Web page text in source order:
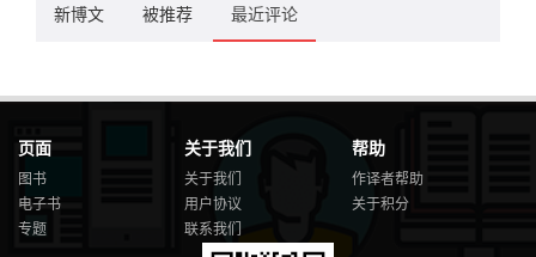
新博文 被推荐 最近评论
页面
图书
电子书
专题
关于我们
关于我们
用户协议
联系我们
帮助
作译者帮助
关于积分